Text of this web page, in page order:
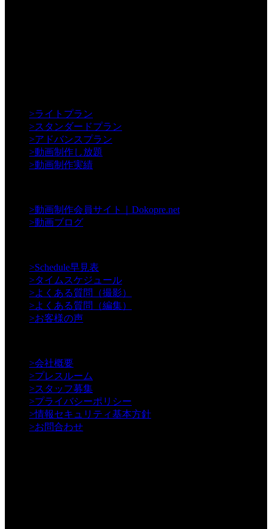
>ライトプラン
>スタンダードプラン
>アドバンスプラン
>動画制作し放題
>動画制作実績
>動画制作会員サイト｜Dokopre.net
>動画ブログ
>Schedule早見表
>タイムスケジュール
>よくある質問（撮影）
>よくある質問（編集）
>お客様の声
>会社概要
>プレスルーム
>スタッフ募集
>プライバシーポリシー
>情報セキュリティ基本方針
>お問合わせ